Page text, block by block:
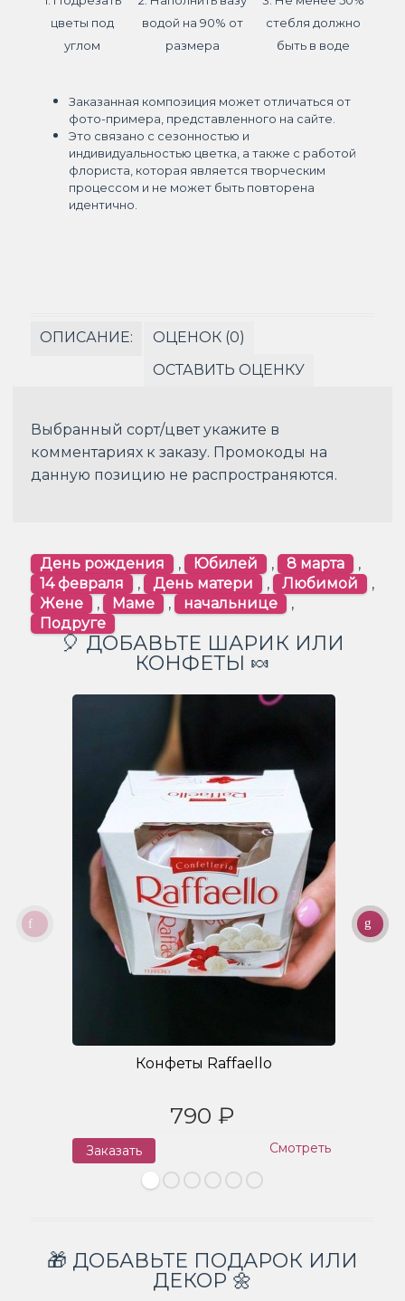
цветы под
углом
водой на 90% от
размера
стебля должно
быть в воде
Заказанная композиция может отличаться от
фото-примера, представленного на сайте.
Это связано с сезонностью и
индивидуальностью цветка, а также с работой
флориста, которая является творческим
процессом и не может быть повторена
идентично.
ОПИСАНИЕ:
ОЦЕНОК (0)
ОСТАВИТЬ ОЦЕНКУ
Выбранный сорт/цвет укажите в
комментариях к заказу. Промокоды на
данную позицию не распространяются.
День рождения , Юбилей , 8 марта
,
14 февраля
, День матери , Любимой
,
Жене
, Маме , начальнице
,
Подруге
🎈 ДОБАВЬТЕ ШАРИК ИЛИ
КОНФЕТЫ 🍬
Конфеты Raffaello
790 ₽
Заказать Смотреть
🎁 ДОБАВЬТЕ ПОДАРОК ИЛИ
ДЕКОР 🌼